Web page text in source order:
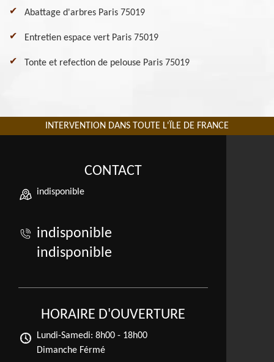
Abattage d'arbres Paris 75019
Entretien espace vert Paris 75019
Tonte et refection de pelouse Paris 75019
INTERVENTION DANS TOUTE L'ÏLE DE FRANCE
CONTACT
indisponible
indisponible
indisponible
HORAIRE D'OUVERTURE
Lundi-Samedi: 8h00 - 18h00
Dimanche Férmé